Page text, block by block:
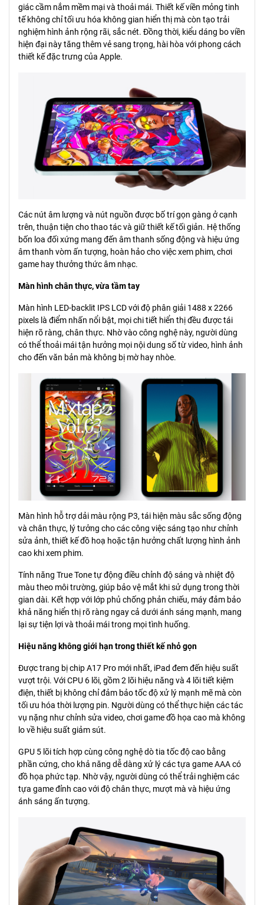
giác cầm nắm mềm mại và thoải mái. Thiết kế viền mỏng tinh
tế không chỉ tối ưu hóa không gian hiển thị mà còn tạo trải
nghiệm hình ảnh rộng rãi, sắc nét. Đồng thời, kiểu dáng bo viền
hiện đại này tăng thêm vẻ sang trọng, hài hòa với phong cách
thiết kế đặc trưng của Apple.
Các nút âm lượng và nút nguồn được bố trí gọn gàng ở cạnh
trên, thuận tiện cho thao tác và giữ thiết kế tối giản. Hệ thống
bốn loa đối xứng mang đến âm thanh sống động và hiệu ứng
âm thanh vòm ấn tượng, hoàn hảo cho việc xem phim, chơi
game hay thưởng thức âm nhạc.
Màn hình chân thực, vừa tầm tay
Màn hình LED-backlit IPS LCD với độ phân giải 1488 x 2266
pixels là điểm nhấn nổi bật, mọi chi tiết hiển thị đều được tái
hiện rõ ràng, chân thực. Nhờ vào công nghệ này, người dùng
có thể thoải mái tận hưởng mọi nội dung số từ video, hình ảnh
cho đến văn bản mà không bị mờ hay nhòe.
Màn hình hỗ trợ dải màu rộng P3, tái hiện màu sắc sống động
và chân thực, lý tưởng cho các công việc sáng tạo như chỉnh
sửa ảnh, thiết kế đồ hoạ hoặc tận hưởng chất lượng hình ảnh
cao khi xem phim.
Tính năng True Tone tự động điều chỉnh độ sáng và nhiệt độ
màu theo môi trường, giúp bảo vệ mắt khi sử dụng trong thời
gian dài. Kết hợp với lớp phủ chống phản chiếu, máy đảm bảo
khả năng hiển thị rõ ràng ngay cả dưới ánh sáng mạnh, mang
lại sự tiện lợi và thoải mái trong mọi tình huống.
Hiệu năng không giới hạn trong thiết kế nhỏ gọn
Được trang bị chip A17 Pro mới nhất, iPad đem đến hiệu suất
vượt trội. Với CPU 6 lõi, gồm 2 lõi hiệu năng và 4 lõi tiết kiệm
điện, thiết bị không chỉ đảm bảo tốc độ xử lý mạnh mẽ mà còn
tối ưu hóa thời lượng pin. Người dùng có thể thực hiện các tác
vụ nặng như chỉnh sửa video, chơi game đồ họa cao mà không
lo về hiệu suất giảm sút.
GPU 5 lõi tích hợp cùng công nghệ dò tia tốc độ cao bằng
phần cứng, cho khả năng dễ dàng xử lý các tựa game AAA có
đồ họa phức tạp. Nhờ vậy, người dùng có thể trải nghiệm các
tựa game đỉnh cao với độ chân thực, mượt mà và hiệu ứng
ánh sáng ấn tượng.